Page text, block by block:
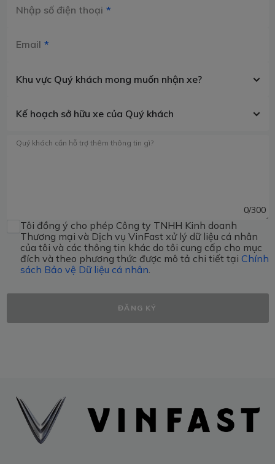
Nhập số điện thoại
Email
Khu vực Quý khách mong muốn nhận xe?
Kế hoạch sở hữu xe của Quý khách
Quý khách cần hỗ trợ thêm thông tin gì?
0/300
Tôi đồng ý cho phép Công ty TNHH Kinh doanh
Thương mại và Dịch vụ VinFast xử lý dữ liệu cá nhân
của tôi và các thông tin khác do tôi cung cấp cho mục
đích và theo phương thức được mô tả chi tiết tại Chính
sách Bảo vệ Dữ liệu cá nhân
ĐĂNG KÝ